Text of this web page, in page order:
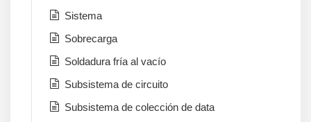
Sistema
Sobrecarga
Soldadura fría al vacío
Subsistema de circuito
Subsistema de colección de data